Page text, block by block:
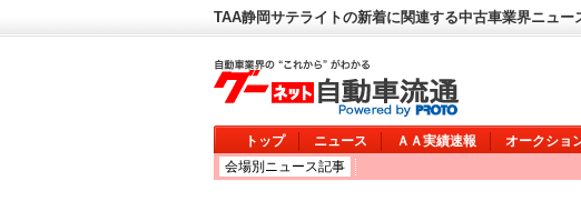
TAA静岡サテライトの新着に関連する中古車業界ニュ
トップ ニュース ＡＡ実績速報 オークショ
会場別ニュース記事